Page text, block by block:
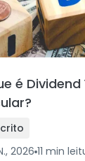
é
2026 11 min